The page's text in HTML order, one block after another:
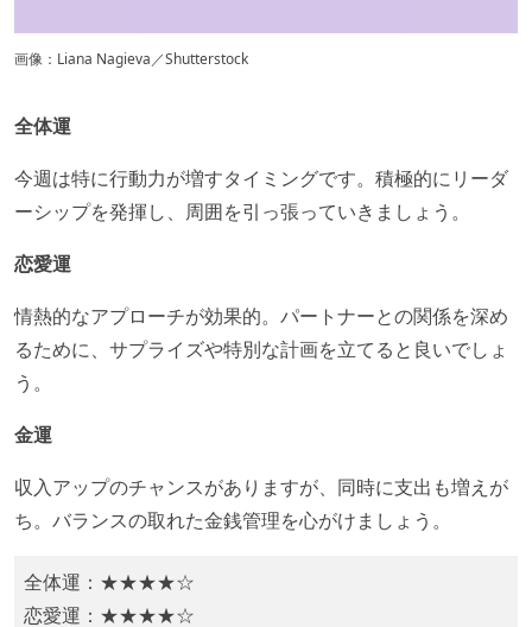
画像：Liana Nagieva／Shutterstock
全体運
今週は特に行動力が増すタイミングです。積極的にリーダ
ーシップを発揮し、周囲を引っ張っていきましょう。​
恋愛運
​情熱的なアプローチが効果的。パートナーとの関係を深め
るために、サプライズや特別な計画を立てると良いでしょ
う。​
金運
収入アップのチャンスがありますが、同時に支出も増えが
ち。バランスの取れた金銭管理を心がけましょう。​
全体運：★★★★☆
恋愛運：★★★★☆